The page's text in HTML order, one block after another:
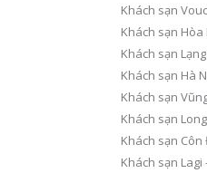
Giảm 55%
Khách sạn
Khách sạn Hòa
Khách sạn
Khách sạn Hà
Khách sạn
Khách sạn
Khách sạn Côn
Khách sạn Lagi